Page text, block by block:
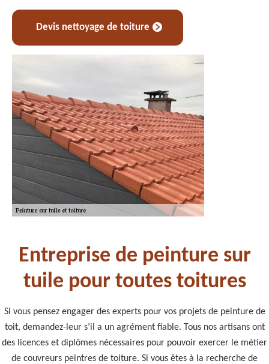
Devis nettoyage de toiture
Entreprise de peinture sur
tuile pour toutes toitures
Si vous pensez engager des experts pour vos projets de peinture de
toit, demandez-leur s’il a un agrément fiable. Tous nos artisans ont
des licences et diplômes nécessaires pour pouvoir exercer le métier
de couvreurs peintres de toiture. Si vous êtes à la recherche de